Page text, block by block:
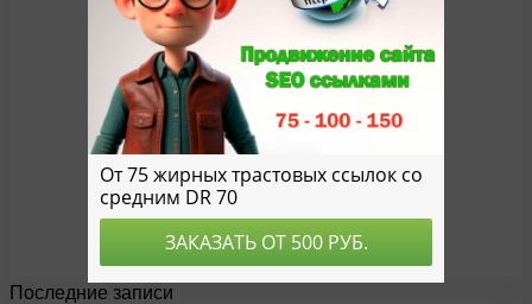
Последние записи